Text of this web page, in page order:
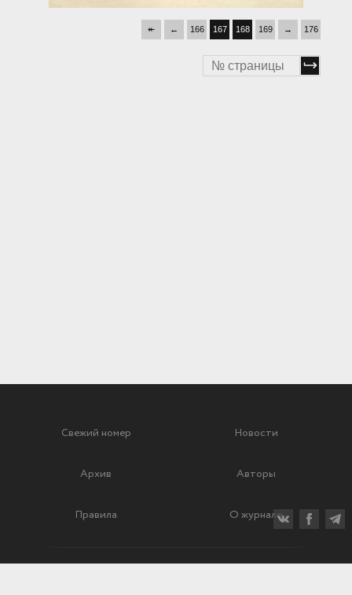
↞ ← 166 167 168 169 → 176
Свежий номер Новости
Архив Авторы
Правила О журнале